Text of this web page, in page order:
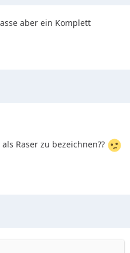
aber ein Komplett
Raser zu bezeichnen??